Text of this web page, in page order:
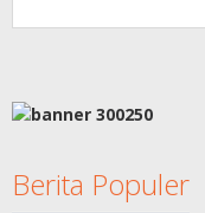
Berita Populer